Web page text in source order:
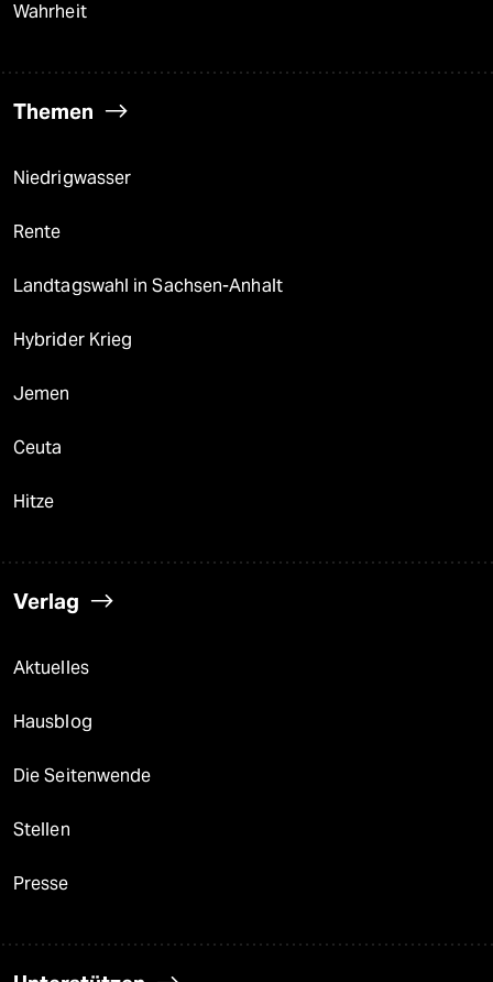
Wahrheit
Themen
Niedrigwasser
Rente
Landtagswahl in Sachsen-Anhalt
Hybrider Krieg
Jemen
Ceuta
Hitze
Verlag
Aktuelles
Hausblog
Die Seitenwende
Stellen
Presse